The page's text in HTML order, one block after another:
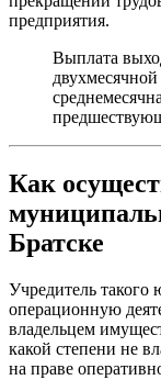
предприятия.
Выплата
двухмесячной
Как
Братске
Учредитель такого
операционную
владельцем
какой степени не
на праве